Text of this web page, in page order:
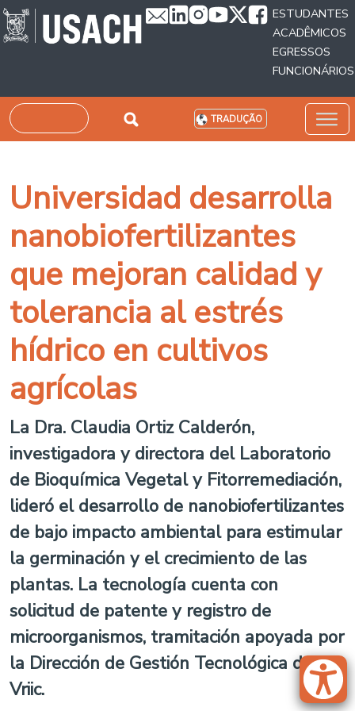
Passar para o conteúdo principal
ESTUDANTES
ACADÊMICOS
EGRESSOS
FUNCIONÁRIOS
Pesquisar TRADUÇÃO
Universidad desarrolla
nanobiofertilizantes
que mejoran calidad y
tolerancia al estrés
hídrico en cultivos
agrícolas
La Dra. Claudia Ortiz Calderón,
investigadora y directora del Laboratorio
de Bioquímica Vegetal y Fitorremediación,
lideró el desarrollo de nanobiofertilizantes
de bajo impacto ambiental para estimular
la germinación y el crecimiento de las
plantas. La tecnología cuenta con
solicitud de patente y registro de
microorganismos, tramitación apoyada por
la Dirección de Gestión Tecnológica de la
Vriic.